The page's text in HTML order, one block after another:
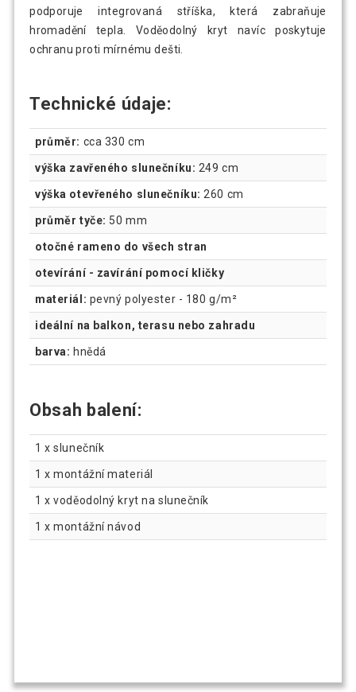
podporuje integrovaná stříška, která zabraňuje
hromadění tepla. Voděodolný kryt navíc poskytuje
ochranu proti mírnému dešti.
Technické údaje:
průměr: cca 330 cm
výška zavřeného slunečníku: 249 cm
výška otevřeného slunečníku: 260 cm
průměr tyče: 50 mm
otočné rameno do všech stran
otevírání - zavírání pomocí kličky
materiál: pevný polyester - 180 g/m²
ideální na balkon, terasu nebo zahradu
barva: hnědá
Obsah balení:
1 x slunečník
1 x montážní materiál
1 x voděodolný kryt na slunečník
1 x montážní návod